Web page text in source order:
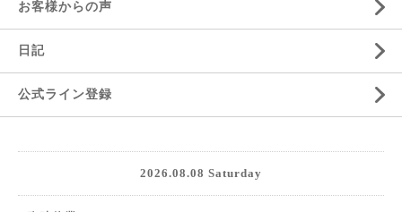
お客様からの声
日記
公式ライン登録
2026.08.08 Saturday